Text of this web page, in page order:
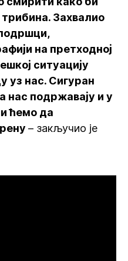
Захвалио
на претходној
ситуацију
уз нас. Сигуран
нас подржавају и у
ћемо да
– закључио је